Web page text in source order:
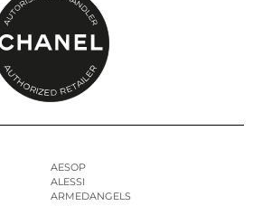
AESOP
ALESSI
ARMEDANGELS